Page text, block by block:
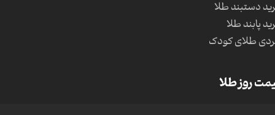
دستبند طلا
پابند طلا
طلای کودک
روز طلا